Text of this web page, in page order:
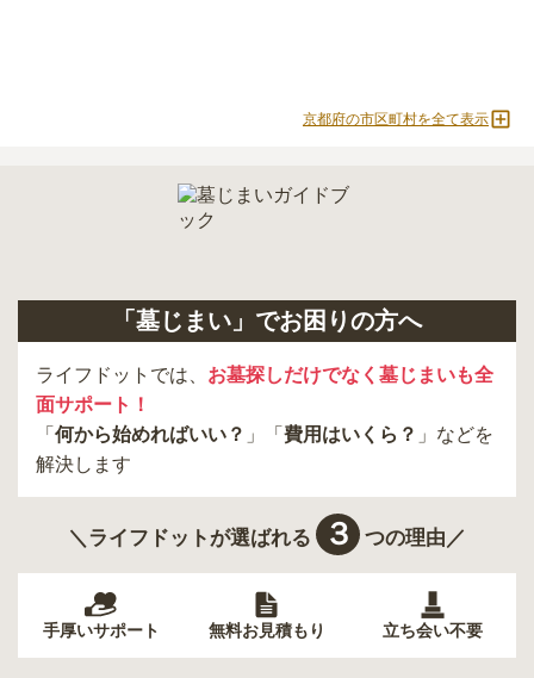
京都府の市区町村を全て表示
「墓じまい」でお困りの方へ
ライフドットでは、 お墓探しだけでなく墓じまいも全
面サポート！
「 何から始めればいい？ 」「 費用はいくら？ 」などを
解決します
＼ライフドットが選ばれる ３ つの理由／
手厚いサポート 無料お見積もり 立ち会い不要